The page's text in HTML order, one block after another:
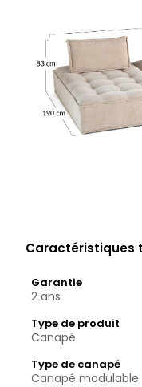
Caractéristiques
Garantie
2 ans
Type de produit
Canapé
Type de canapé
Canapé modulable